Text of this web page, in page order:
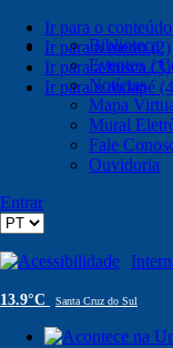
Ir para o
Ir para o menu (2)
Ir para a busca (3)
Ir para o rodapé
Biblioteca
Eventos /
Notícias
Mapa
Mural
Fale
Ouvidoria
Entrar
Acessibilidade
13.9°C Santa Cruz do Sul